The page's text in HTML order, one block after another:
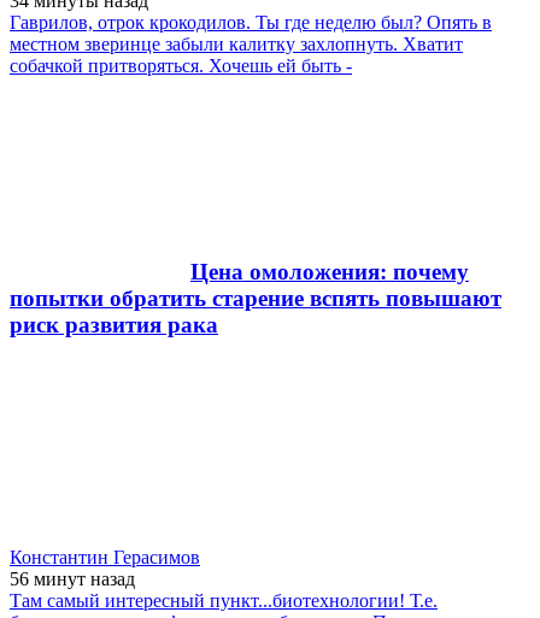
Гаврилов, отрок крокодилов. Ты где неделю был? Опять в
местном зверинце забыли калитку захлопнуть. Хватит
собачкой притворяться. Хочешь ей быть -
Цена омоложения: почему
попытки обратить старение вспять повышают
риск развития рака
Константин Герасимов
56 минут назад
Там самый интересный пункт...биотехнологии! Т.е.